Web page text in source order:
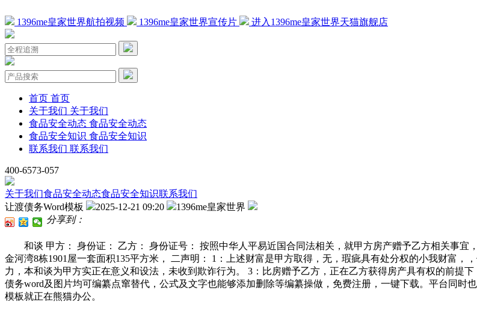
1396me皇家世界航拍视频 1396me皇家世界宣传片 进入1396me皇家世界天猫旗舰店
首页 首页
关于我们 关于我们
食品安全动态 食品安全动态
食品安全知识 食品安全知识
联系我们 联系我们
400-6573-057
关于我们食品安全动态食品安全知识联系我们
让渡债务Word模板
2025-12-21 09:20
1396me皇家世界
分享到：
和谈 甲方： 身份证： 乙方： 身份证号： 按照中华人平易近国合同法相关，就甲方房产赠予乙方相关事宜
金河湾8栋1901屋一套面积135平方米， 二声明： 1：上述财富是甲方取得，无，瑕疵具有处分权的小我财富
力，本和谈为甲方实正在意义和设法，未收到欺诈行为。 3：比房赠予乙方，正在乙方获得房产具有权的前提
债务word及图片均可编纂点窜替代，公式及文字也能够添加删除等编纂操做，免费注册，一键下载。平台同时
模板就正在熊猫办公。